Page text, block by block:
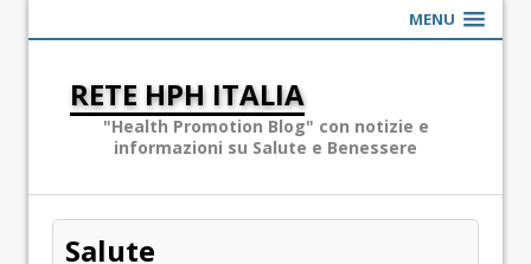
MENU
RETE HPH ITALIA
"Health Promotion Blog" con notizie e
informazioni su Salute e Benessere
Salute